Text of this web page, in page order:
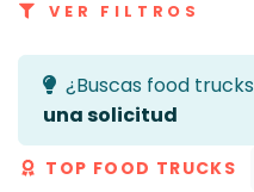
VER FILTROS
¿Buscas food
una solicitud
TOP FOOD TRUCKS